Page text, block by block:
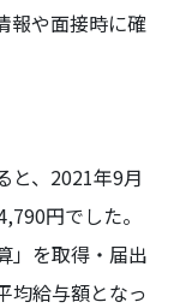
報や面接時に確
と、2021年9月
円でした。
」を取得・届出
均給与額となっ